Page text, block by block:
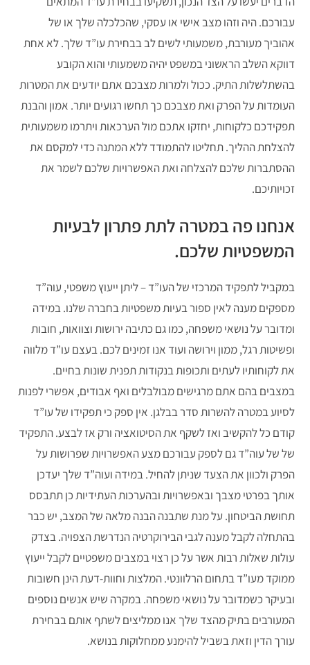
עבורכם. היה וזהו מצב אישי או עסקי, שהכלכלה שלך או של
אהוביך מעורבת, משמעותי לשים לב בבחירת עו”ד שלך. לא אחת
דווקא השלב הראשוני במשפט יהיה משמעותי והוא הקובע
בהשתלשלות התיק. ככול ולמרות מצבכם אתם יודעים את המטרות
העומדות על הפרק ואת מצבכם כך תחשו רגועים יותר. אמון והבנת
תפקידכם כלקוחות, יחזקו אתכם מול הערכאות ויתרמו משמעותית
להצלחת ההליך. תחליטו להתמודד ללא המתנה כדי למקסם את
ההסתברות שלכם להצלחה ואת האפשרויות שלכם לשמר את
זכויותיכם.
אנחנו פה במטרה לתת פתרון לבעיות
המשפטיות שלכם.
במקביל לתפקיד המרכזי של העו”ד – ליתן ייעוץ משפטי, עוה”ד
מספקים מענה לאין ספור בעיות משפטיות בחברה שלנו. במידה
ומדובר על נושאי משפחה, כמו גם כתיבה ירושות וצוואות, חובות
ופשיטות רגל, ממון וירושה ועוד אנו זמינים לכם. בעצם עו”ד מלווה
את לקוחותיו לעתים ותכופות בנקודות תפנית שונות בחיים.
במצבים בהם אתם מרגישים מבולבלים ואף אבודים, אפשרי לפנות
לסיוע במטרה להשרות סדר בבלגן. אין ספק כי תפקידו של עו”ד
קודם כל להקשיב ואז לשקף את הסיטואציה ורק אז לבצע. התפקיד
של של עוה”ד גם לספק עבורכם מצע האפשרויות שפרושות על
הפרק ולכוון את הצעד שניתן להחיל. במידה ועוה”ד שלך יעדכן
אותך בפרטי מצבך ובאפשרויות ובהערכות העתידיות כן תתבסס
תחושת הביטחון. על מנת שתבנה הבנה מלאה של המצב, יש כבר
בהתחלה לקבל מענה לגבי הבירוקרטיה הנדרשת הצפויה. בצדק
עולות שאלות רבות אשר על כן רצוי במצבים משפטיים לקבל ייעוץ
ממוקד מעו”ד בתחום הרלוונטי. המלצות וחוות-דעת הינן חשובות
ובעיקר כשמדובר על נושאי משפחה. במקרה שיש אנשים נוספים
המעורבים בתיק מהצד שלך אנו ממליצים לשתף אותם בבחירת
עורך הדין וזאת בשביל להימנע ממחלוקות בנושא.